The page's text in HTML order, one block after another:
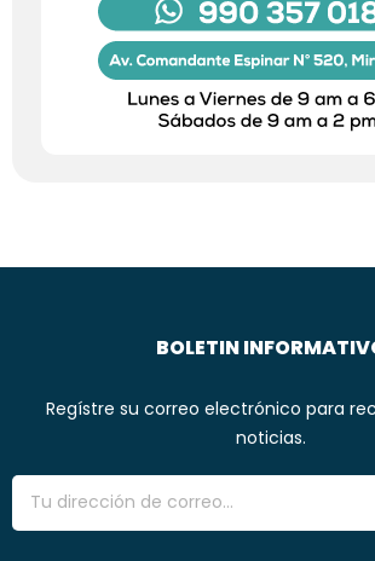
BOLETIN
Regístre su correo electrónico para
noticias.